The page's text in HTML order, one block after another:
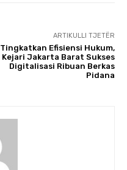
ARTIKULLI TJETËR
Tingkatkan Efisiensi Hukum,
Kejari Jakarta Barat Sukses
Digitalisasi Ribuan Berkas
Pidana